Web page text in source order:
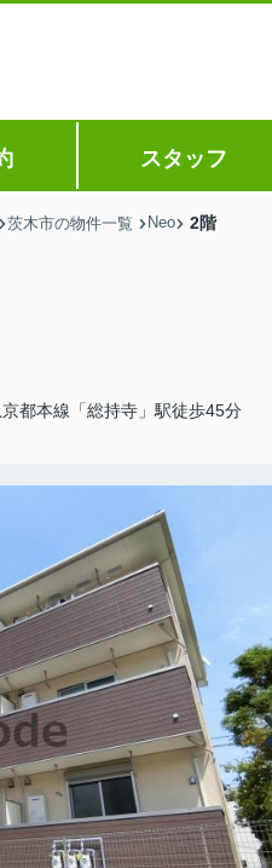
スタッフ
茨木市の物件一覧 Neo 2階
京都本線「総持寺」駅徒歩45分